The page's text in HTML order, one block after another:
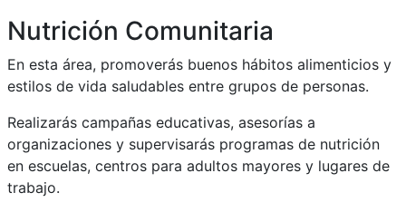
Nutrición Comunitaria
En esta área, promoverás buenos hábitos alimenticios y
estilos de vida saludables entre grupos de personas.
Realizarás campañas educativas, asesorías a
organizaciones y supervisarás programas de nutrición
en escuelas, centros para adultos mayores y lugares de
trabajo.